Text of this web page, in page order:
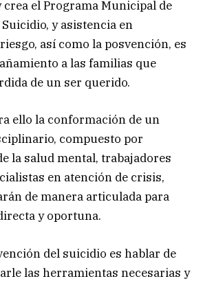
crea el Programa Municipal de
y asistencia en
así como la posvención, es
a las familias que
de un ser querido.
ello la conformación de un
compuesto por
la salud mental, trabajadores
en atención de crisis,
de manera articulada para
y oportuna.
del suicidio es hablar de
las herramientas necesarias y